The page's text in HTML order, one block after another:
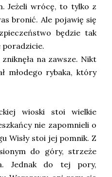
Jeżeli wrócę, to tylko z
bronić. Ale pojawię się
będzie tak
poradzicie.
na zawsze. Nikt
młodego rybaka, który
wioski stoi wielkie
nie zapomnieli o
Wisły stoi jej pomnik. Z
do góry, strzeże
Jednak do tej pory,